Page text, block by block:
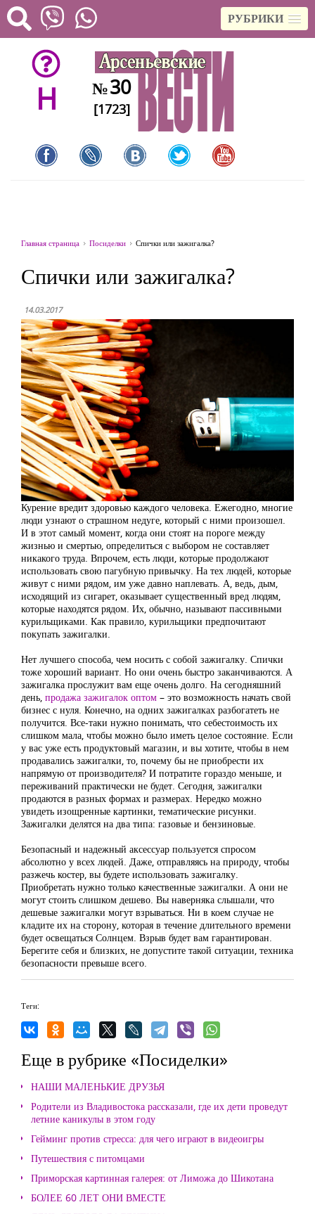
РУБРИКИ
H №30
[1723]
Главная страница Посиделки Спички или зажигалка?
Спички или зажигалка?
14.03.2017
Курение вредит здоровью каждого человека. Ежегодно, многие
люди узнают о страшном недуге, который с ними произошел.
И в этот самый момент, когда они стоят на пороге между
жизнью и смертью, определиться с выбором не составляет
никакого труда. Впрочем, есть люди, которые продолжают
использовать свою пагубную привычку. На тех людей, которые
живут с ними рядом, им уже давно наплевать. А, ведь, дым,
исходящий из сигарет, оказывает существенный вред людям,
которые находятся рядом. Их, обычно, называют пассивными
курильщиками. Как правило, курильщики предпочитают
покупать зажигалки.
Нет лучшего способа, чем носить с собой зажигалку. Спички
тоже хороший вариант. Но они очень быстро заканчиваются. А
зажигалка прослужит вам еще очень долго. На сегодняшний
день, продажа зажигалок оптом – это возможность начать свой
бизнес с нуля. Конечно, на одних зажигалках разбогатеть не
получится. Все-таки нужно понимать, что себестоимость их
слишком мала, чтобы можно было иметь целое состояние. Если
у вас уже есть продуктовый магазин, и вы хотите, чтобы в нем
продавались зажигалки, то, почему бы не приобрести их
напрямую от производителя? И потратите гораздо меньше, и
переживаний практически не будет. Сегодня, зажигалки
продаются в разных формах и размерах. Нередко можно
увидеть изощренные картинки, тематические рисунки.
Зажигалки делятся на два типа: газовые и бензиновые.
Безопасный и надежный аксессуар пользуется спросом
абсолютно у всех людей. Даже, отправляясь на природу, чтобы
разжечь костер, вы будете использовать зажигалку.
Приобретать нужно только качественные зажигалки. А они не
могут стоить слишком дешево. Вы наверняка слышали, что
дешевые зажигалки могут взрываться. Ни в коем случае не
кладите их на сторону, которая в течение длительного времени
будет освещаться Солнцем. Взрыв будет вам гарантирован.
Берегите себя и близких, не допустите такой ситуации, техника
безопасности превыше всего.
Теги:
Еще в рубрике «Посиделки»
НАШИ МАЛЕНЬКИЕ ДРУЗЬЯ
Родители из Владивостока рассказали, где их дети проведут
летние каникулы в этом году
Гейминг против стресса: для чего играют в видеоигры
Путешествия с питомцами
Приморская картинная галерея: от Лиможа до Шикотана
БОЛЕЕ 60 ЛЕТ ОНИ ВМЕСТЕ